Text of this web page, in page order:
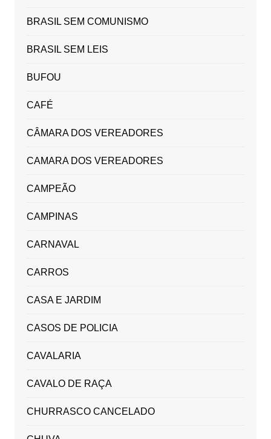
BRASIL SEM COMUNISMO
BRASIL SEM LEIS
BUFOU
CAFÉ
CÂMARA DOS VEREADORES
CAMARA DOS VEREADORES
CAMPEÃO
CAMPINAS
CARNAVAL
CARROS
CASA E JARDIM
CASOS DE POLICIA
CAVALARIA
CAVALO DE RAÇA
CHURRASCO CANCELADO